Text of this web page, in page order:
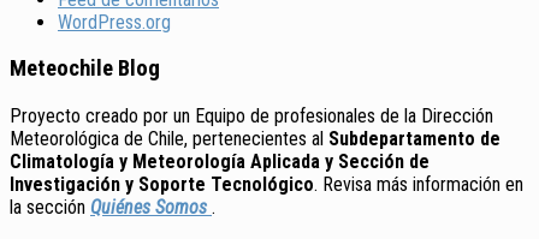
WordPress.org
Meteochile Blog
Proyecto creado por un Equipo de profesionales de la Dirección
Meteorológica de Chile, pertenecientes al Subdepartamento de
Climatología y Meteorología Aplicada y Sección de
Investigación y Soporte Tecnológico. Revisa más información en
la sección Quiénes Somos .